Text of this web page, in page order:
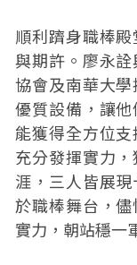
順利躋身職棒
與期許。廖永
協會及南華大
優質設備，讓
能獲得全方位
充分發揮實力
涯，三人皆展
於職棒舞台，
實力，朝站穩一